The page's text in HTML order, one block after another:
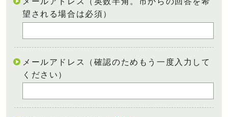
望される場合は必須）
メールアドレス（確認のためもう一度入力して
ください）